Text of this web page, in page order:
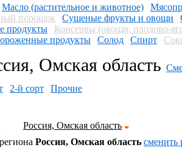
Масло (растительное и животное)
порошок Сушеные фрукты и овощи
продукты Консервы (овощи, плодово-
продукты Солод Спирт
Омская область
2-й сорт
Прочие
Россия, Омская область
Россия, Омская область cменить